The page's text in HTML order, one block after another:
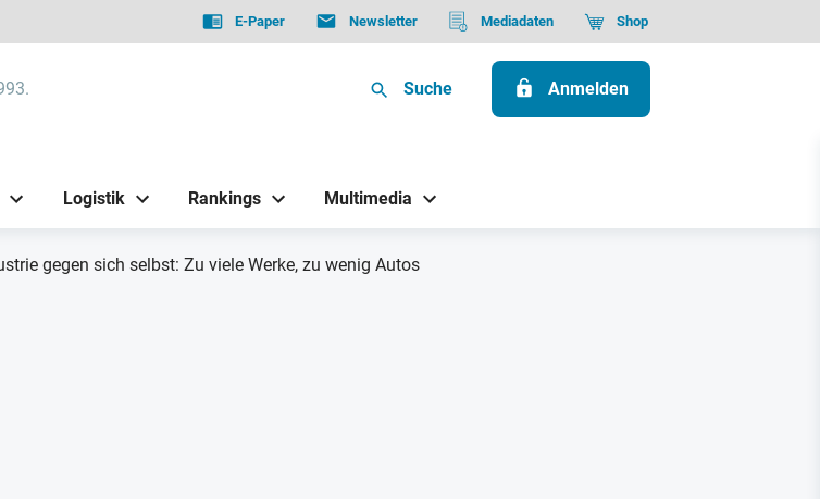
E-Paper Newsletter Mediadaten Shop
Suche Anmelden
Logistik Rankings Multimedia
gegen sich selbst: Zu viele Werke, zu wenig Autos